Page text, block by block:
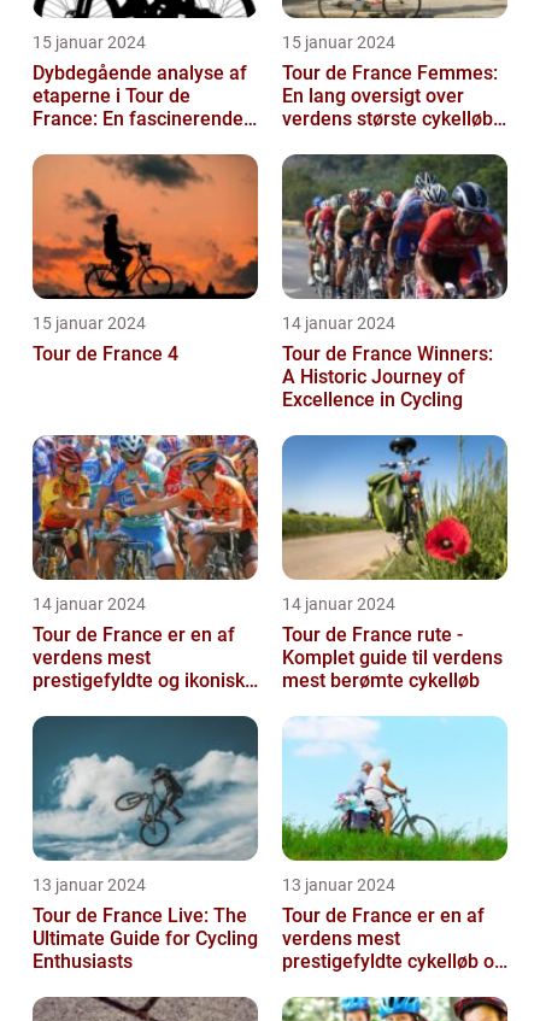
15 januar 2024
Dybdegående analyse af
etaperne i Tour de
France: En fascinerende
15 januar 2024
Tour de France Femmes:
En lang oversigt over
verdens største cykelløb
15 januar 2024
Tour de France 4
14 januar 2024
Tour de France Winners:
A Historic Journey of
Excellence in Cycling
14 januar 2024
Tour de France er en af
verdens mest
prestigefyldte og ikoniske
millioner a...
14 januar 2024
Tour de France rute -
Komplet guide til verdens
mest berømte cykelløb
13 januar 2024
Tour de France Live: The
Ultimate Guide for Cycling
Enthusiasts
13 januar 2024
Tour de France er en af
verdens mest
prestigefyldte cykelløb og
begivenhed siden ...